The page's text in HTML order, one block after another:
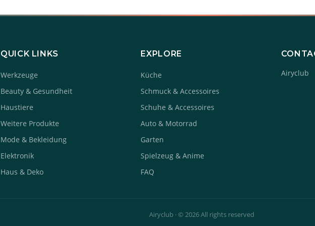
QUICK LINKS
Werkzeuge
Beauty & Gesundheit
Haustiere
Weitere Produkte
Mode & Bekleidung
Elektronik
Haus & Deko
EXPLORE
Küche
Schmuck & Accessoires
Schuhe & Accessoires
Auto & Motorrad
Garten
Spielzeug & Anime
FAQ
Airyclub
Airyclub · © 2026 All rights reserved